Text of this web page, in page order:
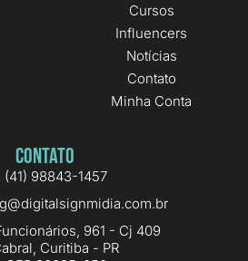
Cursos
Influencers
Notícias
Contato
Minha Conta
Contato
(41) 98843-1457
961 - Cj 409
Curitiba - PR